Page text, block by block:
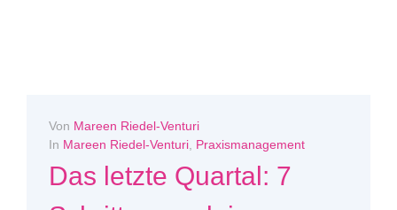
Von Mareen Riedel-Venturi
In Mareen Riedel-Venturi, Praxismanagement
Das letzte Quartal: 7